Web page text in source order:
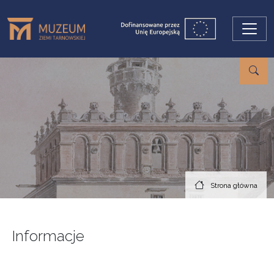
Strona główna
Informacje